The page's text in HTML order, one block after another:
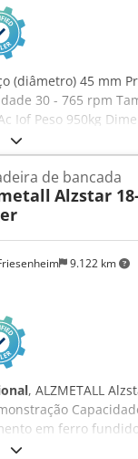
(diâmetro) 45 mm
30 - 765 rpm
Iof Peso 950kg
de refrigeração -
de parada de
9.122 km
de bancada
Alzstar
, ALZMETALL
em ferro
80 mm, Braço: